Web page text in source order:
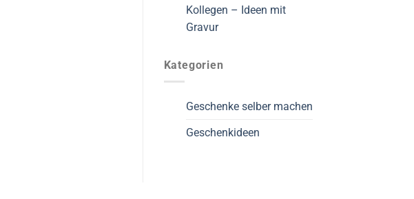
Kollegen – Ideen mit
Gravur
Kategorien
Geschenke selber machen
Geschenkideen